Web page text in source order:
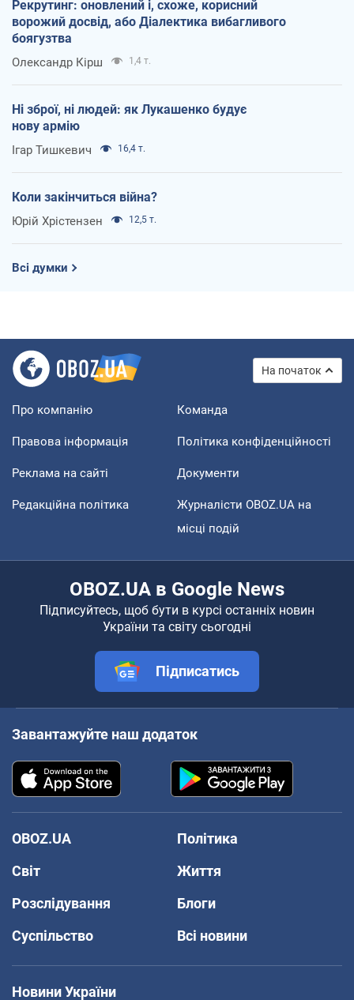
Рекрутинг: оновлений і, схоже, корисний
ворожий досвід, або Діалектика вибагливого
боягузтва
Олександр Кірш 1,4 т.
Ні зброї, ні людей: як Лукашенко будує
нову армію
Ігар Тишкевич 16,4 т.
Коли закінчиться війна?
Юрій Хрістензен 12,5 т.
Всі думки
На початок
Про компанію Команда
Правова інформація Політика конфіденційності
Реклама на сайті Документи
Редакційна політика
Журналісти OBOZ.UA на
місці подій
OBOZ.UA в Google News
Підписуйтесь, щоб бути в курсі останніх новин
України та світу сьогодні
Підписатись
Завантажуйте наш додаток
OBOZ.UA
Політика
Світ
Життя
Розслідування
Блоги
Суспільство
Всі новини
Новини України